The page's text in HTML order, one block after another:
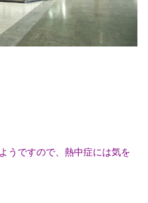
うですので、熱中症には気を